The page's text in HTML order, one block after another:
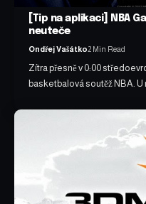
[Tip na aplikaci] NBA
neuteče
Ondřej Vašátko2 Min Read
Zítra přesně v 0:00
basketbalová soutěž NBA. U